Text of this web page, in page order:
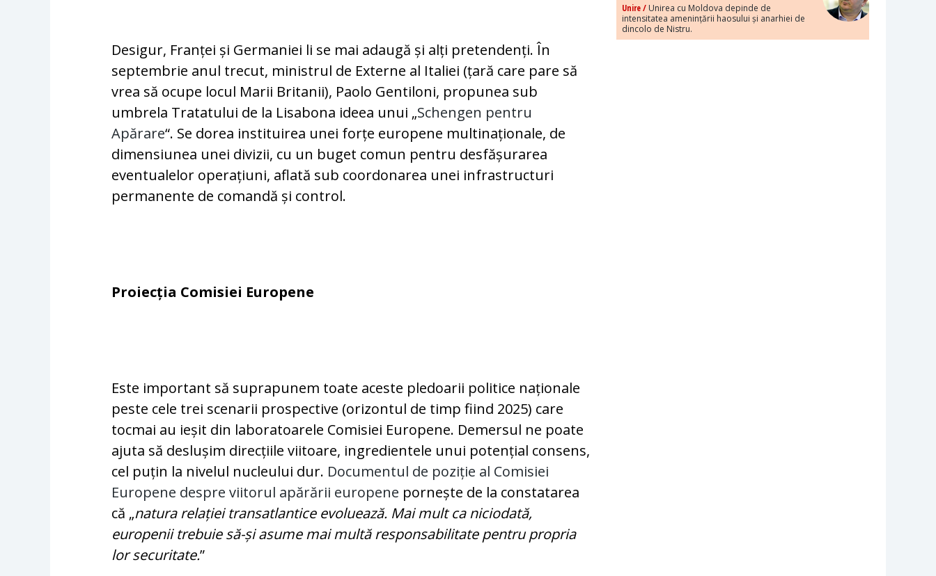
Desigur, Franței și Germaniei li se mai adaugă și alți pretendenți. În
septembrie anul trecut, ministrul de Externe al Italiei (țară care pare să
vrea să ocupe locul Marii Britanii), Paolo Gentiloni, propunea sub
umbrela Tratatului de la Lisabona ideea unui „Schengen pentru
Apărare“. Se dorea instituirea unei forțe europene multinaționale, de
dimensiunea unei divizii, cu un buget comun pentru desfășurarea
eventualelor operațiuni, aflată sub coordonarea unei infrastructuri
permanente de comandă și control.
Proiecția Comisiei Europene
Este important să suprapunem toate aceste pledoarii politice naționale
peste cele trei scenarii prospective (orizontul de timp fiind 2025) care
tocmai au ieșit din laboratoarele Comisiei Europene. Demersul ne poate
ajuta să deslușim direcțiile viitoare, ingredientele unui potențial consens,
cel puțin la nivelul nucleului dur. Documentul de poziție al Comisiei
Europene despre viitorul apărării europene pornește de la constatarea
că „natura relației transatlantice evoluează. Mai mult ca niciodată,
europenii trebuie să-și asume mai multă responsabilitate pentru propria
lor securitate.”
Unire / Unirea cu Moldova depinde de
intensitatea amenințării haosului și anarhiei de
dincolo de Nistru.